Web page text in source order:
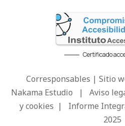
Certificado
Corresponsables | Sitio
Nakama Estudio | Aviso
y cookies | Informe
2025